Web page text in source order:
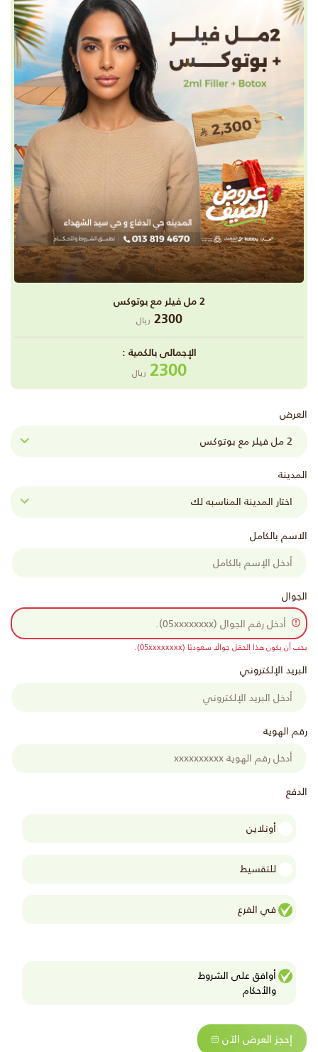
العرض
المدينة
الاسم بالكامل
الجوال
يجب أن يكون هذا الحقل جوالًا سعوديًا (05xxxxxxxx).
البريد الإلكتروني
رقم الهوية
الدفع
أونلاين
للتقسيط
في الفرع
أوافق على الشروط
واﻷحكام
إحجز العرض الآن
2 مل فيلر مع بوتوكس
2300 ريال
اﻹجمالى بالكمية :
2300 ريال